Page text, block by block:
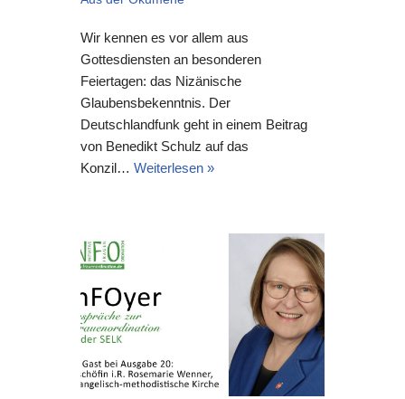
Wir kennen es vor allem aus
Gottesdiensten an besonderen
Feiertagen: das Nizänische
Glaubensbekenntnis. Der
Deutschlandfunk geht in einem Beitrag
von Benedikt Schulz auf das
Konzil… Weiterlesen »